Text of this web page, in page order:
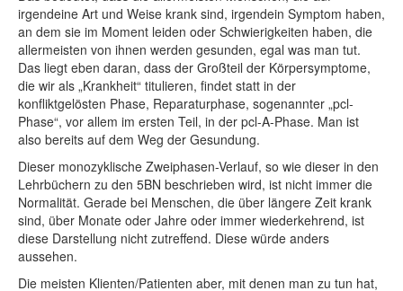
irgendeine Art und Weise krank sind, irgendein Symptom haben,
an dem sie im Moment leiden oder Schwierigkeiten haben, die
allermeisten von ihnen werden gesunden, egal was man tut.
Das liegt eben daran, dass der Großteil der Körpersymptome,
die wir als „Krankheit“ titulieren, findet statt in der
konfliktgelösten Phase, Reparaturphase, sogenannter „pcl-
Phase“, vor allem im ersten Teil, in der pcl-A-Phase. Man ist
also bereits auf dem Weg der Gesundung.
Dieser monozyklische Zweiphasen-Verlauf, so wie dieser in den
Lehrbüchern zu den 5BN beschrieben wird, ist nicht immer die
Normalität. Gerade bei Menschen, die über längere Zeit krank
sind, über Monate oder Jahre oder immer wiederkehrend, ist
diese Darstellung nicht zutreffend. Diese würde anders
aussehen.
Die meisten Klienten/Patienten aber, mit denen man zu tun hat,